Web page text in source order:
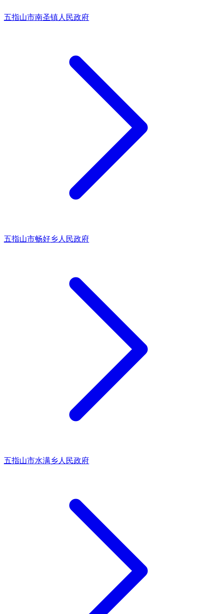
五指山市南圣镇人民政府
五指山市畅好乡人民政府
五指山市水满乡人民政府